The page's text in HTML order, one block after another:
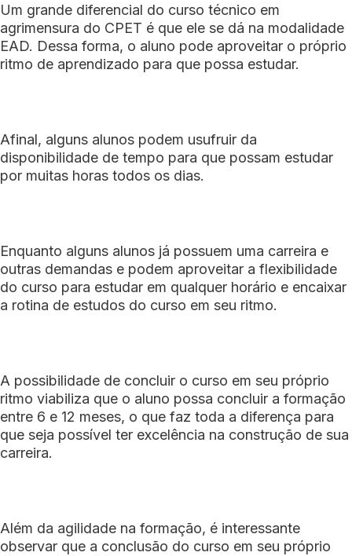
Um grande diferencial do curso técnico em
agrimensura do CPET é que ele se dá na modalidade
EAD. Dessa forma, o aluno pode aproveitar o próprio
ritmo de aprendizado para que possa estudar.
Afinal, alguns alunos podem usufruir da
disponibilidade de tempo para que possam estudar
por muitas horas todos os dias.
Enquanto alguns alunos já possuem uma carreira e
outras demandas e podem aproveitar a flexibilidade
do curso para estudar em qualquer horário e encaixar
a rotina de estudos do curso em seu ritmo.
A possibilidade de concluir o curso em seu próprio
ritmo viabiliza que o aluno possa concluir a formação
entre 6 e 12 meses, o que faz toda a diferença para
que seja possível ter excelência na construção de sua
carreira.
Além da agilidade na formação, é interessante
observar que a conclusão do curso em seu próprio